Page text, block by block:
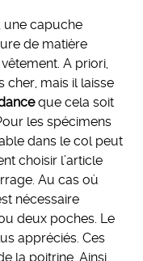
, une capuche
de matière
A priori,
mais il laisse
que cela soit
les spécimens
dans le col peut
choisir l’article
Au cas où
nécessaire
deux poches. Le
appréciés. Ces
la poitrine. Ainsi,